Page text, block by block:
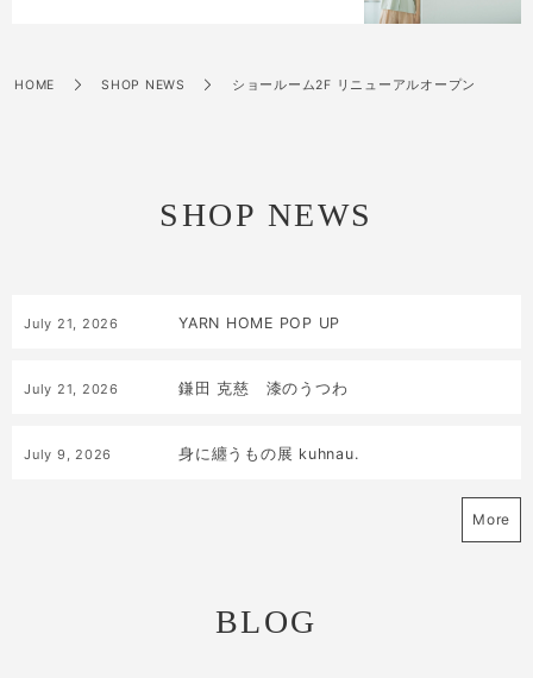
HOME SHOP NEWS ショールーム2F リニューアルオープン
SHOP NEWS
July 21 2026 YARN HOME POP UP
July 21 2026 鎌田 克慈 漆のうつわ
July 9 2026 身に纏うもの展 kuhnau.
More
BLOG